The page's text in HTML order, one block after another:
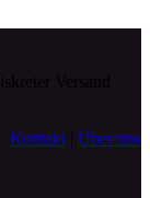
Kontakt
Über uns